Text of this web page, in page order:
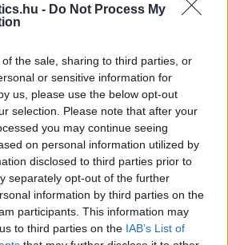
- Do Not Process My
the sale, sharing to third parties, or
or sensitive information for
us, please use the below opt-out
selection. Please note that after your
you may continue seeing
on personal information utilized by
disclosed to third parties prior to
separately opt-out of the further
information by third parties on the
participants. This information may
to third parties on the IAB’s List of